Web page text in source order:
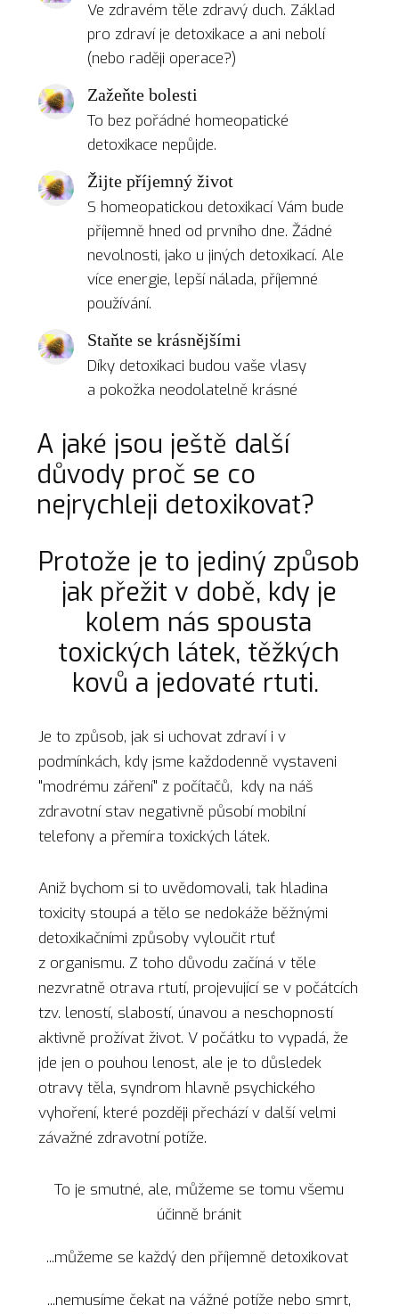
Ve zdravém těle zdravý duch. Základ
pro zdraví je detoxikace a ani nebolí
(nebo raději operace?)
Zažeňte bolesti
To bez pořádné homeopatické
detoxikace nepůjde.
Žijte příjemný život
S homeopatickou detoxikací Vám bude
příjemně hned od prvního dne. Žádné
nevolnosti, jako u jiných detoxikací. Ale
více energie, lepší nálada, příjemné
používání.
Staňte se krásnějšími
Díky detoxikaci budou vaše vlasy
a pokožka neodolatelně krásné
A jaké jsou ještě další
důvody proč se co
nejrychleji detoxikovat?
Protože je to jediný způsob
jak přežit v době, kdy je
kolem nás spousta
toxických látek, těžkých
kovů a jedovaté rtuti.
Je to způsob, jak si uchovat zdraví i v
podmínkách, kdy jsme každodenně vystaveni
"modrému záření" z počítačů, kdy na náš
zdravotní stav negativně působí mobilní
telefony a přemíra toxických látek.
Aniž bychom si to uvědomovali, tak hladina
toxicity stoupá a tělo se nedokáže běžnými
detoxikačními způsoby vyloučit rtuť
z organismu. Z toho důvodu začíná v těle
nezvratně otrava rtutí, projevující se v počátcích
tzv. leností, slabostí, únavou a neschopností
aktivně prožívat život. V počátku to vypadá, že
jde jen o pouhou lenost, ale je to důsledek
otravy těla, syndrom hlavně psychického
vyhoření, které později přechází v další velmi
závažné zdravotní potíže.
To je smutné, ale, můžeme se tomu všemu
účinně bránit
...můžeme se každý den příjemně detoxikovat
...nemusíme čekat na vážné potíže nebo smrt,